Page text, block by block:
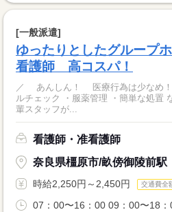
[一般派遣]
ゆったりとしたグループ
看護師 高コスパ！
／ あんしん！ 医療行為は少なめ！ ＼ 介護施設にて、 ・
ルチェック ・服薬管理 ・簡単な処置 な
輩スタッフが...
看護師・准看護師
奈良県橿原市/畝傍御陵前駅
時給2,250円～2,450円 交通費全
07：00〜16：00 09：00〜18